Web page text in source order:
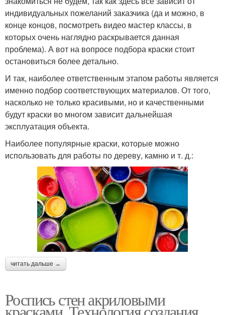
индивидуальных пожеланий заказчика (да и можно, в
конце концов, посмотреть видео мастер классы, в
которых очень наглядно раскрывается данная
проблема). А вот на вопросе подбора краски стоит
остановиться более детально.
И так, наиболее ответственным этапом работы является
именно подбор соответствующих материалов. От того,
насколько не только красивыми, но и качественными
будут краски во многом зависит дальнейшая
эксплуатация объекта.
Наиболее популярные краски, которые можно
использовать для работы по дереву, камню и т. д.:
читать дальше →
Роспись стен акриловыми